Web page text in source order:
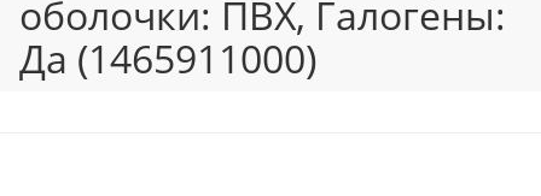
оболочки: ПВХ, Галогены:
Да (1465911000)